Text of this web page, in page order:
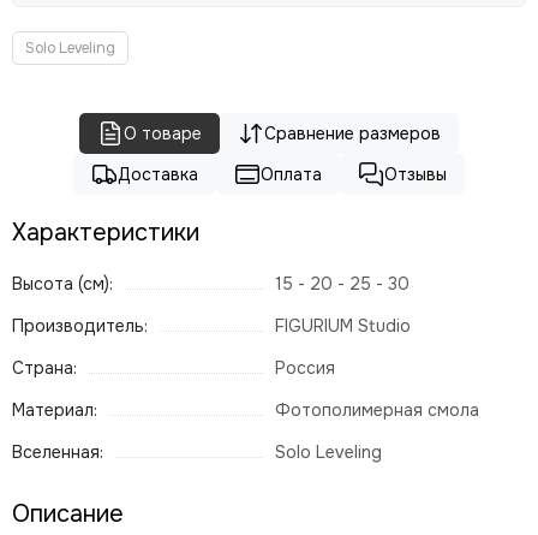
Solo Leveling
О товаре
Сравнение размеров
Доставка
Оплата Отзывы
Характеристики
Высота (см):
15 - 20 - 25 - 30
Производитель:
FIGURIUM Studio
Страна:
Россия
Материал:
Фотополимерная смола
Вселенная:
Solo Leveling
Описание